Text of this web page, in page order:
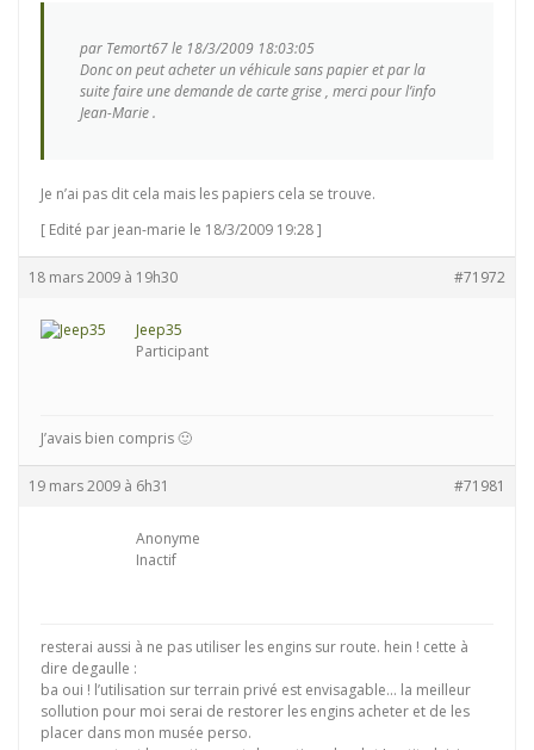
par Temort67 le 18/3/2009 18:03:05
Donc on peut acheter un véhicule sans papier et par la
suite faire une demande de carte grise , merci pour l’info
Jean-Marie .
Je n’ai pas dit cela mais les papiers cela se trouve.
[ Edité par jean-marie le 18/3/2009 19:28 ]
18 mars 2009 à 19h30 #71972
Jeep35
Participant
J’avais bien compris 🙂
19 mars 2009 à 6h31 #71981
Anonyme
Inactif
resterai aussi à ne pas utiliser les engins sur route. hein ! cette à
dire degaulle :
ba oui ! l’utilisation sur terrain privé est envisagable… la meilleur
sollution pour moi serai de restorer les engins acheter et de les
placer dans mon musée perso.